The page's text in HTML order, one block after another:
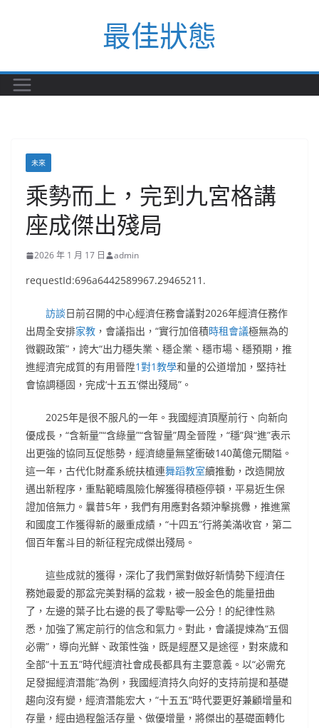
最佳狀態
未來
乘勢而上，完到九宮格講
座成傑出殘局
2026 年 1 月 17 日 admin
requestId:696a6442589967.29465211.
訪談日前召開的中心經濟任務會議對2026年經濟任務作
出周全安排家教 ，會議指出，“實行加倍積時租會議極無為的
微觀政策”，誇大“出力穩失業、穩企業、穩市場、穩預期，推
進經濟完成質的有用晉陞1對1教學和量的公道增加，堅持社
會協調穩固，完成‘十五五’傑出殘局”。
2025年是很不服凡的一年。我國經濟頂壓前行、向新向
優成長，“含新量”“含綠量”“含智量”周全晉陞，“穩”與“進”表示
出更強的協同互促態勢，經濟總量無望衝破140萬億元關隘。
這一年，古代化財產系統扶植連舞蹈教室續推動，改造開放
邁出新程序，重點範疇風險化解獲得積極停頓，平易近生保
證加倍無力。曩昔5年，我們有用應對各類沖擊挑釁，推進黨
和國度工作獲得新的嚴重成績，“十四五”行將美滿收官，第二
個百年奮斗目的新征程完成傑出殘局。
這些成就的獲得，深化了我們黨對做好新情勢下經濟任
務她最愛的那盆完美對稱的盆栽，被一股金色的能量扭曲
了，左邊的葉子比右邊的長了零點零一公分！的紀律性熟
悉，加強了篤定前行的信念和氣力。對此，會議提煉為“五個
必需”，導向光鮮、政策性強，既是經歷又是途徑，對來歲和
全部“十五五”時代經濟社會成長都具有主要意義。以“必需充
足發掘經濟潛能”為例，我國經濟持久向好的支持前提和基礎
趨向沒有變，經濟潛能宏大，“十五五”時代要更好兼顧增量和
存量，經由過程盤活存量、做優增量，將傑出的基礎面轉化